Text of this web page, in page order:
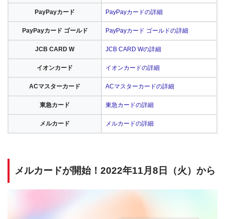
PayPayカード PayPayカードの詳細
PayPayカード ゴールド PayPayカード ゴールドの詳細
JCB CARD W JCB CARD Wの詳細
イオンカード イオンカードの詳細
ACマスターカード ACマスターカードの詳細
東急カード 東急カードの詳細
メルカード メルカードの詳細
メルカードが開始！2022年11月8日（火）から